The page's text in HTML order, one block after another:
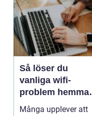
Så löser du
vanliga wifi-
problem hemma
och på jobbet
Många upplever att